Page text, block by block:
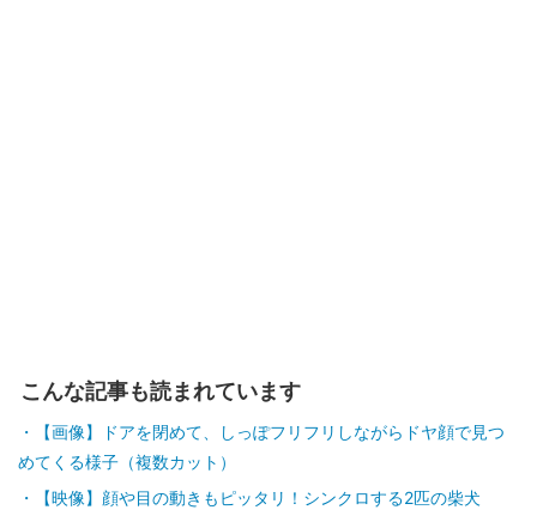
こんな記事も読まれています
【画像】ドアを閉めて、しっぽフリフリしながらドヤ顔で見つ
めてくる様子（複数カット）
【映像】顔や目の動きもピッタリ！シンクロする2匹の柴犬